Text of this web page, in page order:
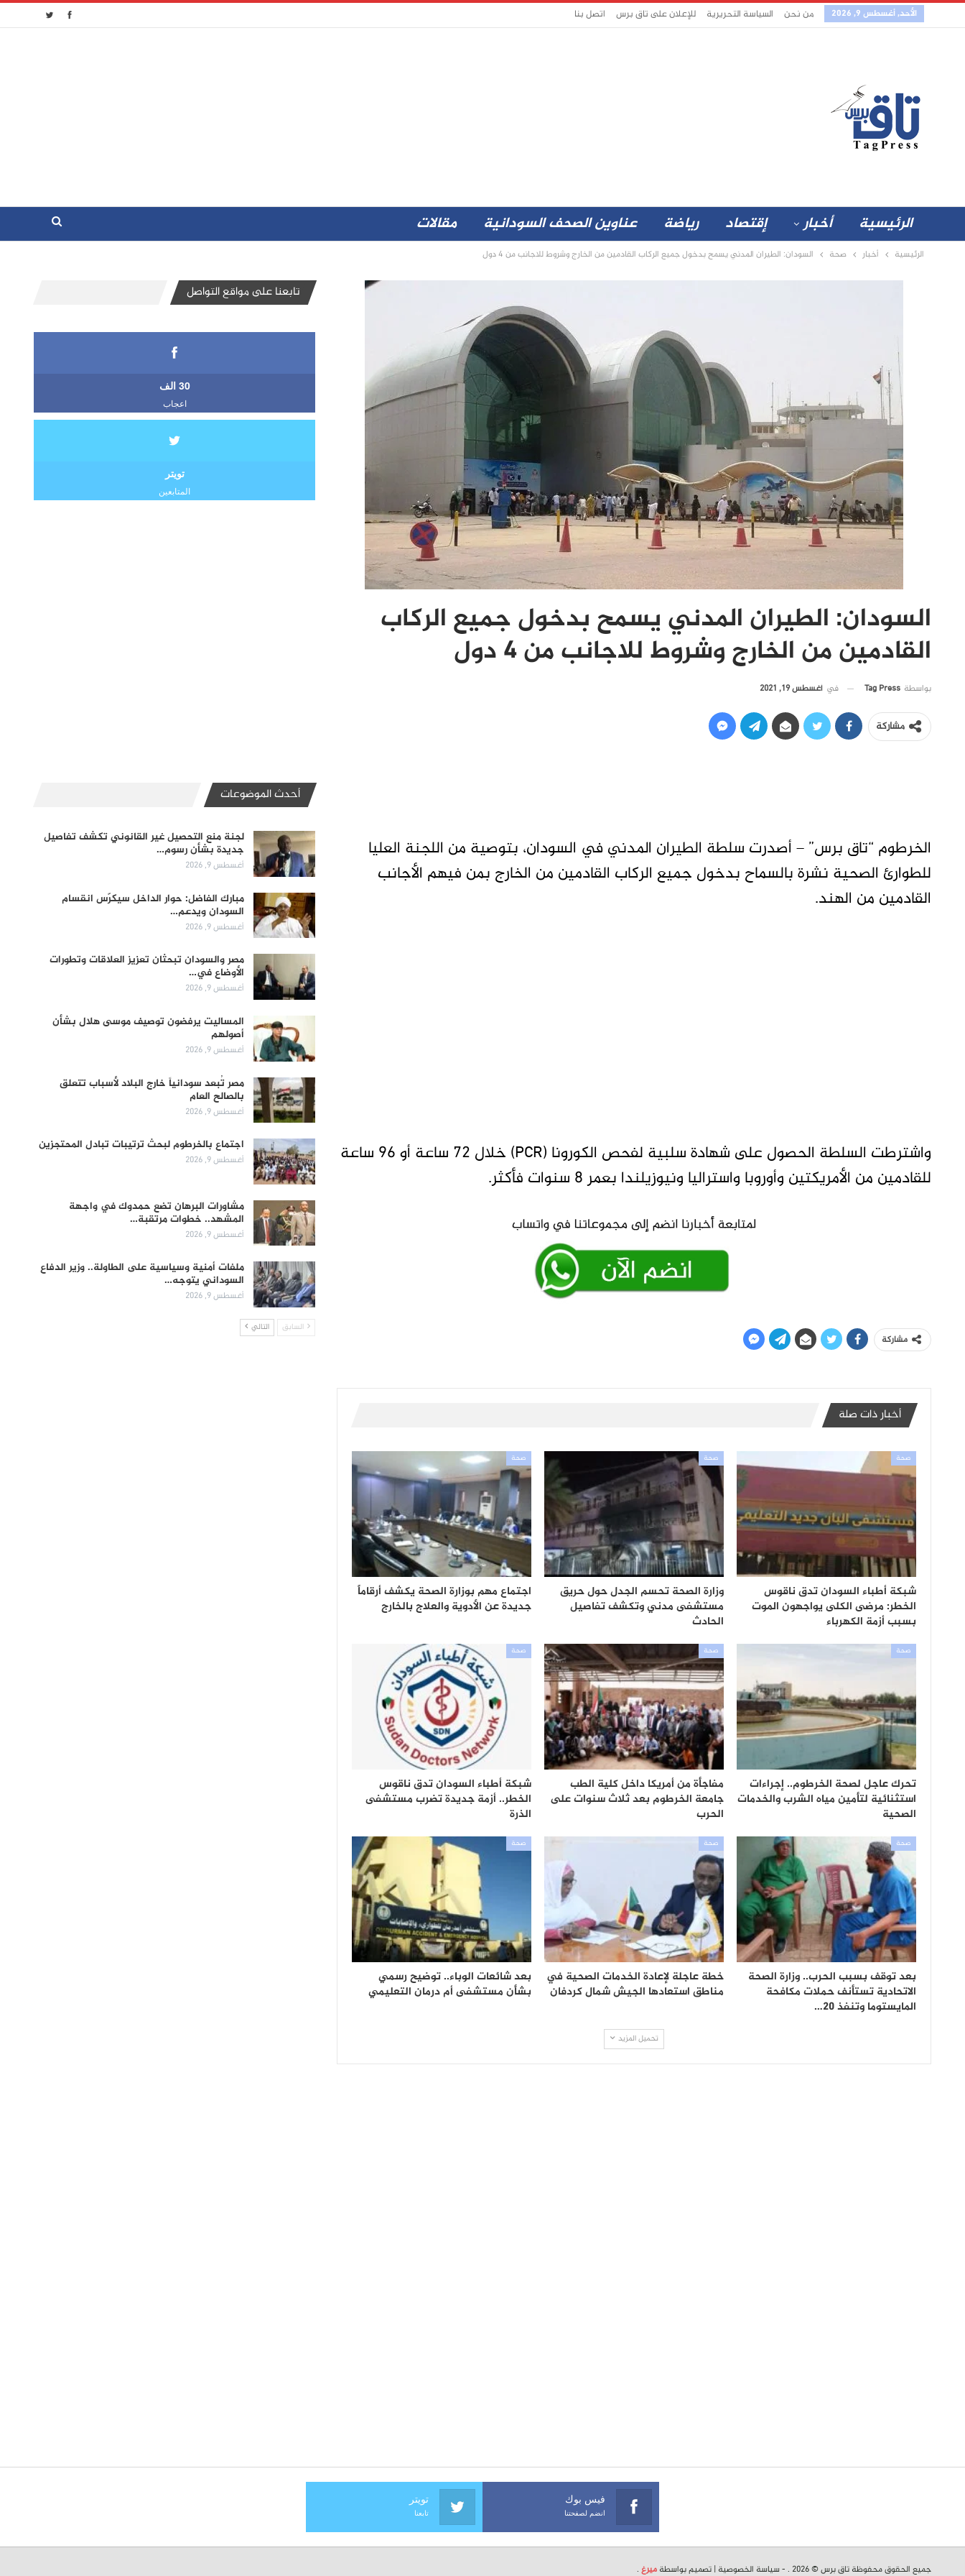
الأحد, أغسطس 9, 2026 من نحن السياسة التحريرية للإعلان على تاق برس اتصل بنا
الرئيسية أخبار إقتصاد رياضة عناوين الصحف السودانية مقالات
الرئيسية أخبار صحة السودان: الطيران المدني يسمح بدخول جميع الركاب القادمين من الخارج وشروط للاجانب من 4 دول
السودان: الطيران المدني يسمح بدخول جميع الركاب
القادمين من الخارج وشروط للاجانب من 4 دول
بواسطة Tag Press في أغسطس 19, 2021
مشاركة
الخرطوم “تاق برس” – أصدرت سلطة الطيران المدني في السودان، بتوصية من اللجنة العليا
للطوارئ الصحية نشرة بالسماح بدخول جميع الركاب القادمين من الخارج بمن فيهم الأجانب
القادمين من الهند.
واشترطت السلطة الحصول على شهادة سلبية لفحص الكورونا (PCR) خلال 72 ساعة أو 96 ساعة
للقادمين من الأمريكتين وأوروبا واستراليا ونيوزيلندا بعمر 8 سنوات فأكثر.
مشاركة
أخبار ذات صلة
صحة
شبكة أطباء السودان تدق ناقوس
الخطر: مرضى الكلى يواجهون الموت
بسبب أزمة الكهرباء
صحة
وزارة الصحة تحسم الجدل حول حريق
مستشفى مدني وتكشف تفاصيل
الحادث
صحة
اجتماع مهم بوزارة الصحة يكشف أرقاماً
جديدة عن الأدوية والعلاج بالخارج
صحة
تحرك عاجل لصحة الخرطوم.. إجراءات
استثنائية لتأمين مياه الشرب والخدمات
الصحية
صحة
مفاجأة من أمريكا داخل كلية الطب
جامعة الخرطوم بعد ثلاث سنوات على
الحرب
صحة
شبكة أطباء السودان تدق ناقوس
الخطر.. أزمة جديدة تضرب مستشفى
الذرة
صحة
بعد توقف بسبب الحرب.. وزارة الصحة
الاتحادية تستأنف حملات مكافحة
المايستوما وتنفذ 20…
صحة
خطة عاجلة لإعادة الخدمات الصحية في
مناطق استعادها الجيش شمال كردفان
صحة
بعد شائعات الوباء.. توضيح رسمي
بشأن مستشفى أم درمان التعليمي
تحميل المزيد
تابعنا على مواقع التواصل
30 الف
اعجاب
تويتر
المتابعين
أحدث الموضوعات
لجنة منع التحصيل غير القانوني تكشف تفاصيل
جديدة بشأن رسوم…
أغسطس 9, 2026
مبارك الفاضل: حوار الداخل سيكرّس انقسام
السودان ويدعم…
أغسطس 9, 2026
مصر والسودان تبحثان تعزيز العلاقات وتطورات
الأوضاع في…
أغسطس 9, 2026
المساليت يرفضون توصيف موسى هلال بشأن
أصولهم
أغسطس 9, 2026
مصر تُبعد سودانياً خارج البلاد لأسباب تتعلق
بالصالح العام
أغسطس 9, 2026
اجتماع بالخرطوم لبحث ترتيبات تبادل المحتجزين
أغسطس 9, 2026
مشاورات البرهان تضع حمدوك في واجهة
المشهد.. خطوات مرتقبة…
أغسطس 9, 2026
ملفات أمنية وسياسية على الطاولة.. وزير الدفاع
السوداني يتوجه…
أغسطس 9, 2026
السابق التالي
فيس بوك
انضم لصفحتنا
تويتر
تابعنا
جميع الحقوق محفوظة تاق برس © 2026 . - سياسة الخصوصية | تصميم بواسطة ميرغ .